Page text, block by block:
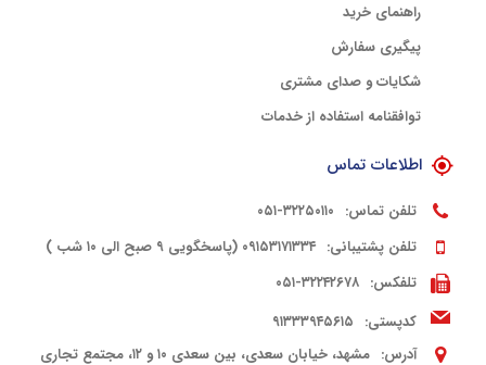
راهنمای خرید
پیگیری سفارش
شکایات و صدای مشتری
توافقنامه استفاده از خدمات
اطلاعات تماس
تلفن تماس: ۳۲۲۵۰۱۱۰-۰۵۱
تلفن پشتیبانی: ۰۹۱۵۳۱۷۱۳۳۴ (پاسخگویی ۹ صبح الی ۱۰ شب )
تلفکس: ۳۲۲۴۲۶۷۸-۰۵۱
کدپستی: ۹۱۳۳۳۹۴۵۶۱۵
آدرس:
مشهد، خیابان سعدی، بین سعدی ۱۰ و ۱۲، مجتمع تجاری